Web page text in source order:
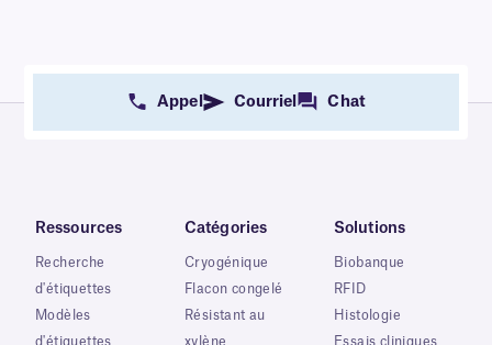
Appel Courriel Chat
Ressources
Recherche
d'étiquettes
Modèles
d'étiquettes
Catégories
Cryogénique
Flacon congelé
Résistant au
xylène
Solutions
Biobanque
RFID
Histologie
Essais cliniques